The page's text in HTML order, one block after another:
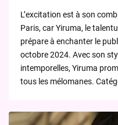
L’excitation est à son
Paris, car Yiruma, le
prépare à enchanter le
octobre 2024. Avec son
intemporelles, Yiruma
tous les mélomanes.